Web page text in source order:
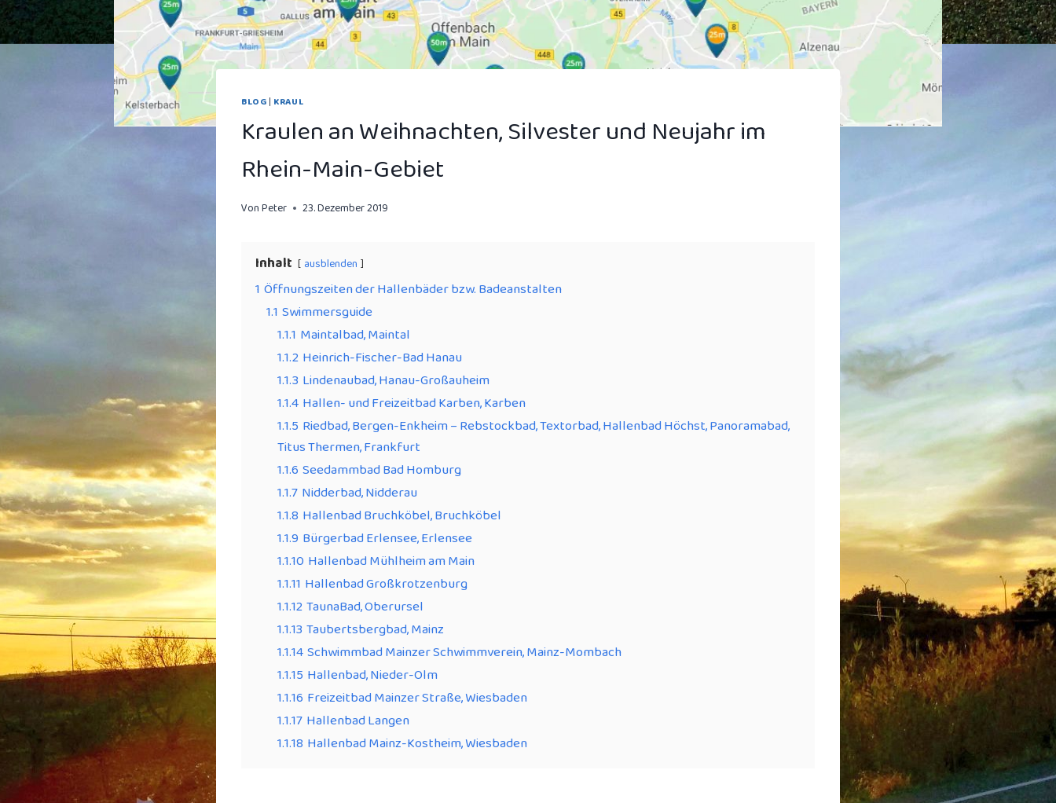
BLOG | KRAUL
Kraulen an Weihnachten, Silvester und Neujahr im
Rhein-Main-Gebiet
VonPeter 23. Dezember 2019
Inhalt ausblenden
1 Öffnungszeiten der Hallenbäder bzw. Badeanstalten
1.1 Swimmersguide
1.1.1 Maintalbad, Maintal
1.1.2 Heinrich-Fischer-Bad Hanau
1.1.3 Lindenaubad, Hanau-Großauheim
1.1.4 Hallen- und Freizeitbad Karben, Karben
1.1.5 Riedbad, Bergen-Enkheim – Rebstockbad, Textorbad, Hallenbad Höchst, Panoramabad,
Titus Thermen, Frankfurt
1.1.6 Seedammbad Bad Homburg
1.1.7 Nidderbad, Nidderau
1.1.8 Hallenbad Bruchköbel, Bruchköbel
1.1.9 Bürgerbad Erlensee, Erlensee
1.1.10 Hallenbad Mühlheim am Main
1.1.11 Hallenbad Großkrotzenburg
1.1.12TaunaBad, Oberursel
1.1.13 Taubertsbergbad, Mainz
1.1.14Schwimmbad Mainzer Schwimmverein, Mainz-Mombach
1.1.15 Hallenbad, Nieder-Olm
1.1.16 Freizeitbad Mainzer Straße, Wiesbaden
1.1.17 Hallenbad Langen
1.1.18 Hallenbad Mainz-Kostheim, Wiesbaden